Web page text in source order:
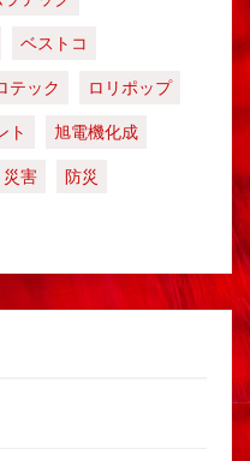
ベストコ
テック
ロリポップ
ト
旭電機化成
災害
防災